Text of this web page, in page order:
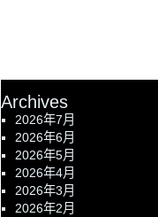
Archives
2026年7月
2026年6月
2026年5月
2026年4月
2026年3月
2026年2月